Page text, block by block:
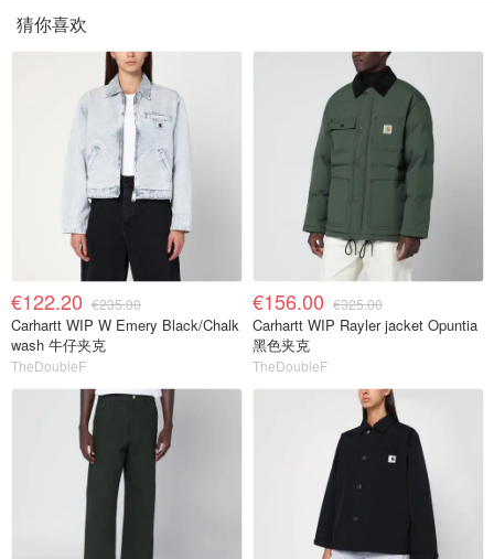
猜你喜欢
€122.20 €235.00
Carhartt WIP W Emery Black/Chalk
wash 牛仔夹克
TheDoubleF
€156.00 €325.00
Carhartt WIP Rayler jacket Opuntia
黑色夹克
TheDoubleF